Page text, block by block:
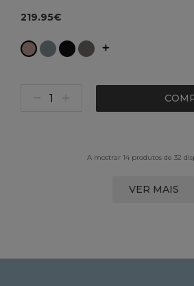
219.95€
A mostrar 14 produtos de 32
VER MAIS